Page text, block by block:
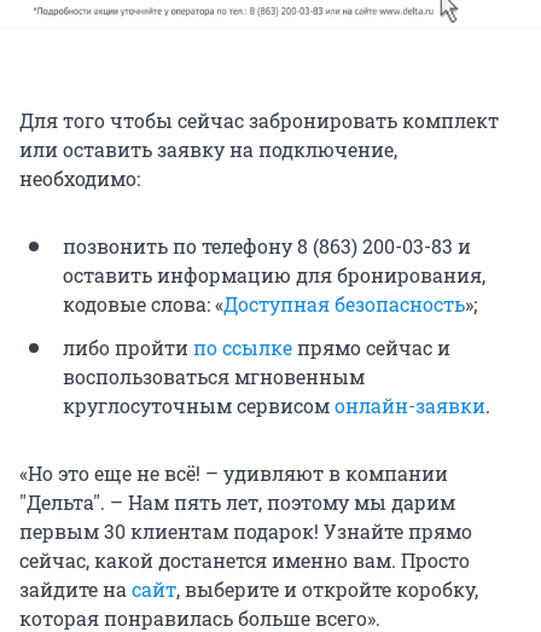
Для того чтобы сейчас забронировать комплект
или оставить заявку на подключение,
необходимо:
позвонить по телефону 8 (863) 200-03-83 и
оставить информацию для бронирования,
кодовые слова: «Доступная безопасность»;
либо пройтипо ссылкепрямо сейчас и
воспользоваться мгновенным
круглосуточным сервисомонлайн-заявки.
«Но это еще не всё! – удивляют в компании
"Дельта". – Нам пять лет, поэтому мы дарим
первым 30 клиентам подарок! Узнайте прямо
сейчас, какой достанется именно вам. Просто
зайдите на сайт, выберите и откройте коробку,
которая понравилась больше всего».